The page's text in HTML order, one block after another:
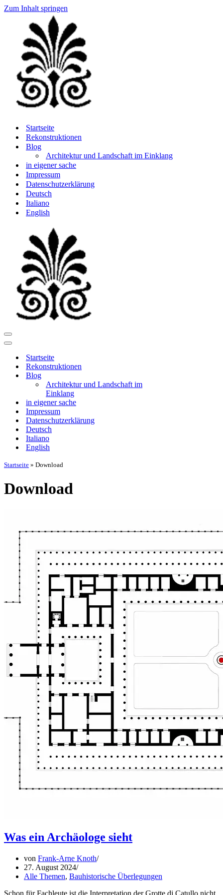
Zum Inhalt springen
Startseite
Rekonstruktionen
Blog
Architektur und Landschaft im Einklang
in eigener sache
Impressum
Datenschutzerklärung
Deutsch
Italiano
English
Navigationsmenü
Navigationsmenü
Startseite
Rekonstruktionen
Blog
Architektur und Landschaft im
Einklang
in eigener sache
Impressum
Datenschutzerklärung
Deutsch
Italiano
English
Startseite » Download
Download
Was ein Archäologe sieht
von Frank-Arne Knoth
27. August 2024
Alle Themen, Bauhistorische Überlegungen
Schon für Fachleute ist die Interpretation der Grotte di Catullo nicht